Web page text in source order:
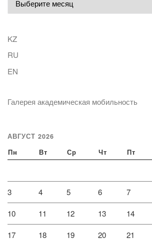
KZ
RU
EN
Галерея академическая мобильность
АВГУСТ 2026
Пн Вт Ср Чт Пт
3 4 5 6 7
10 11 12 13 14
17 18 19 20 21